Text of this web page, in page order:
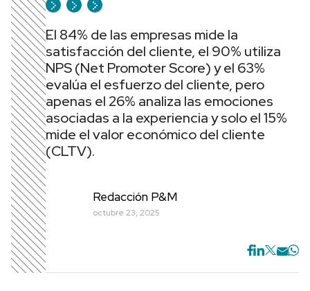
El 84% de las empresas mide la
satisfacción del cliente, el 90% utiliza
NPS (Net Promoter Score) y el 63%
evalúa el esfuerzo del cliente, pero
apenas el 26% analiza las emociones
asociadas a la experiencia y solo el 15%
mide el valor económico del cliente
(CLTV).
Redacción P&M
octubre 23, 2025